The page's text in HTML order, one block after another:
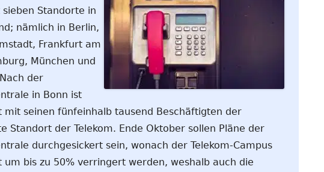
sieben Standorte in
nämlich in Berlin,
Frankfurt am
München und
der
in Bonn ist
mit seinen fünfeinhalb tausend Beschäftigten der
Standort der Telekom. Ende Oktober sollen Pläne der
durchgesickert sein, wonach der Telekom-Campus
um bis zu 50% verringert werden, weshalb auch die